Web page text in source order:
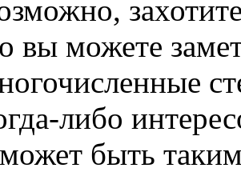
вы можете
либо
может быть